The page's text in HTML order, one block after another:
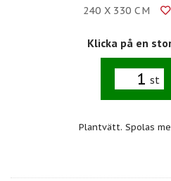
240 X 330 CM
Klicka på en
st
Plantvätt. Spolas